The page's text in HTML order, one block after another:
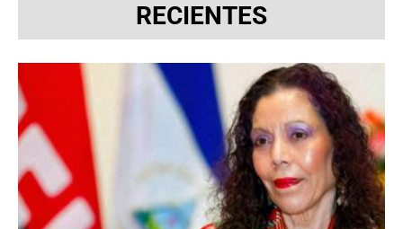
RECIENTES